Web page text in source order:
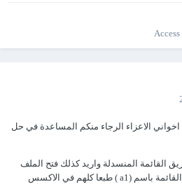
اخواني الاعزاء الرجاء منكم المساعدة في حل
القائمة المنسدلة واريد كذلك فتح الملف
المرفق بالاكسل يكون من ضمن القائمة باسم (a1 ) طبعا كلهم في الاكسس